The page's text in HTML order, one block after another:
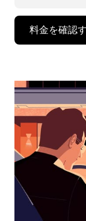
で
ン
ダ
ー
を
操
作
し、
料金を確認